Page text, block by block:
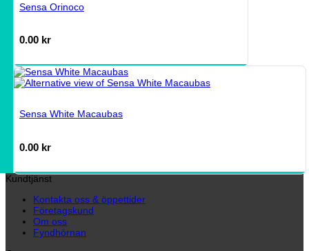
Sensa Orinoco
0.00 kr
Sensa White Macaubas
0.00 kr
Kundtjänst
Kontakta oss & öppettider
Företagskund
Om oss
Fyndhörnan